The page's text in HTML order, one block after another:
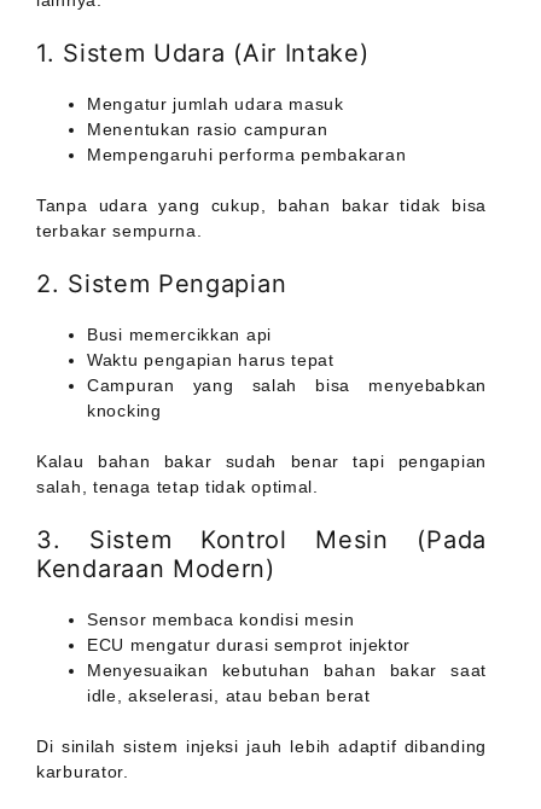
1. Sistem Udara (Air Intake)
Mengatur jumlah udara masuk
Menentukan rasio campuran
Mempengaruhi performa pembakaran
Tanpa udara yang cukup, bahan bakar tidak bisa
terbakar sempurna.
2. Sistem Pengapian
Busi memercikkan api
Waktu pengapian harus tepat
Campuran yang salah bisa menyebabkan
knocking
Kalau bahan bakar sudah benar tapi pengapian
salah, tenaga tetap tidak optimal.
3. Sistem Kontrol Mesin (Pada
Kendaraan Modern)
Sensor membaca kondisi mesin
ECU mengatur durasi semprot injektor
Menyesuaikan kebutuhan bahan bakar saat
idle, akselerasi, atau beban berat
Di sinilah sistem injeksi jauh lebih adaptif dibanding
karburator.